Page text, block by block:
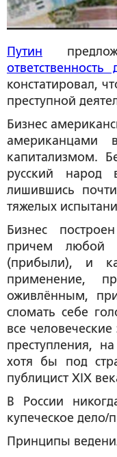
Путин
ответственность
констатировал,
преступной
Бизнес
американцами
капитализмом.
русский народ
лишившись
тяжелых
Бизнес
причем любой
(прибыли), и
применение,
оживлённым,
сломать себе
все
преступления,
хотя бы под
публицист XIX
В России
купеческое дело/
Принципы